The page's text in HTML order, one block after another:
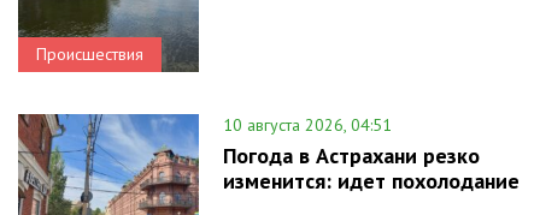
Происшествия
10 августа 2026, 04:51
Погода в Астрахани резко
изменится: идет похолодание